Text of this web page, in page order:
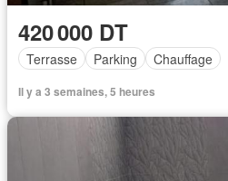
420 000 DT
Terrasse Parking Chauffage
Il y a 3 semaines, 5 heures